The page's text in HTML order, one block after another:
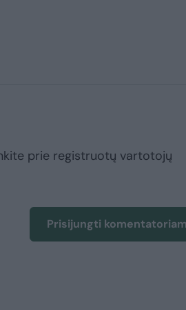
prie registruotų vartotojų
Prisijungti